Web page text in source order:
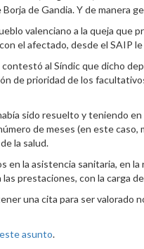
de Gandia. Y de manera
valenciano a la queja que
el afectado, desde el SAIP
al Síndic que dicho
de prioridad de los
sido resuelto y teniendo
de meses (en este
la salud.
en la asistencia sanitaria, en
prestaciones, con la carga
una cita para ser valorado
asunto.